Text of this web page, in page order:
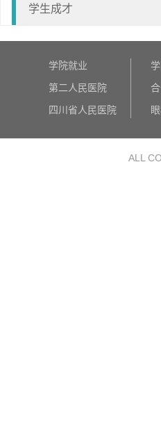
学生成才
学院就业
第二人民医院
四川省人民医院
ALL